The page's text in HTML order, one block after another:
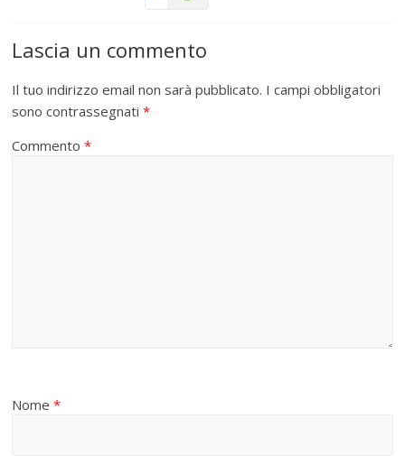
Lascia un commento
Il tuo indirizzo email non sarà pubblicato. I campi obbligatori
sono contrassegnati*
Commento*
Nome*